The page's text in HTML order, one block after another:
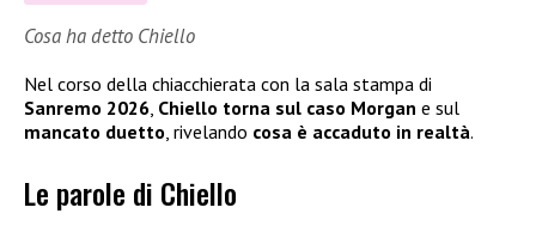
Cosa ha detto Chiello
Nel corso della chiacchierata con la sala stampa di
Sanremo 2026, Chiello torna sul caso Morgan e sul
mancato duetto, rivelando cosa è accaduto in realtà.
Le parole di Chiello